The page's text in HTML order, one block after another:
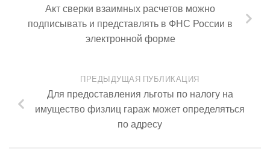
Акт сверки взаимных расчетов можно
подписывать и представлять в ФНС России в
электронной форме
ПРЕДЫДУЩАЯ ПУБЛИКАЦИЯ
Для предоставления льготы по налогу на
имущество физлиц гараж может определяться
по адресу